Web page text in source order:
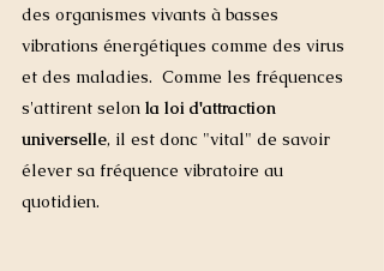
des organismes vivants à basses
vibrations énergétiques comme des virus
et des maladies.  Comme les fréquences
s'attirent selon la loi d'attraction
universelle, il est donc "vital" de savoir
élever sa fréquence vibratoire au
quotidien.